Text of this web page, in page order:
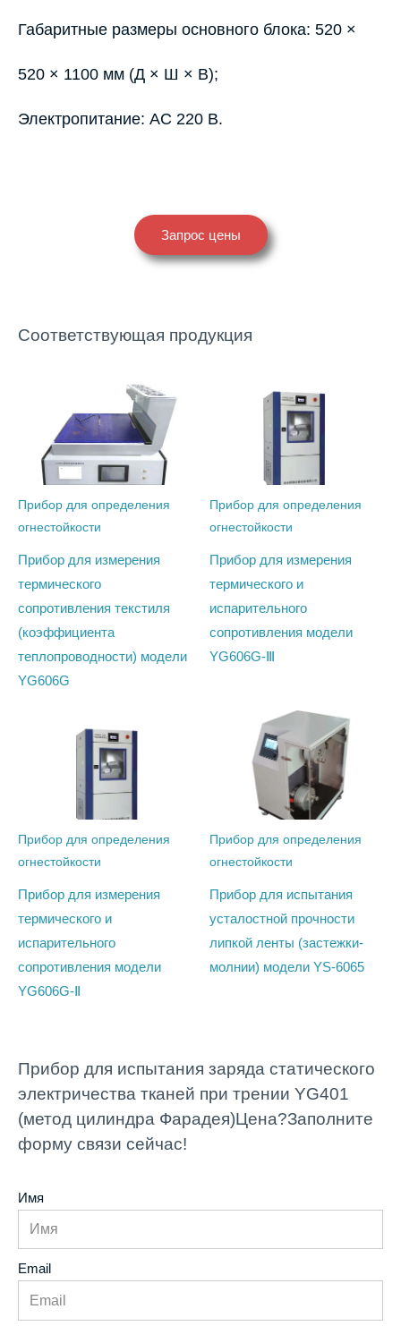
Габаритные размеры основного блока: 520 ×
520 × 1100 мм (Д × Ш × В);
Электропитание: AC 220 В.
Запрос цены
Соответствующая продукция
Прибор для определения
огнестойкости
Прибор для измерения
термического
сопротивления текстиля
(коэффициента
теплопроводности) модели
YG606G
Прибор для определения
огнестойкости
Прибор для измерения
термического и
испарительного
сопротивления модели
YG606G-Ⅲ
Прибор для определения
огнестойкости
Прибор для измерения
термического и
испарительного
сопротивления модели
YG606G-Ⅱ
Прибор для определения
огнестойкости
Прибор для испытания
усталостной прочности
липкой ленты (застежки-
молнии) модели YS-6065
Прибор для испытания заряда статического
электричества тканей при трении YG401
(метод цилиндра Фарадея)Цена?Заполните
форму связи сейчас!
Имя
Email